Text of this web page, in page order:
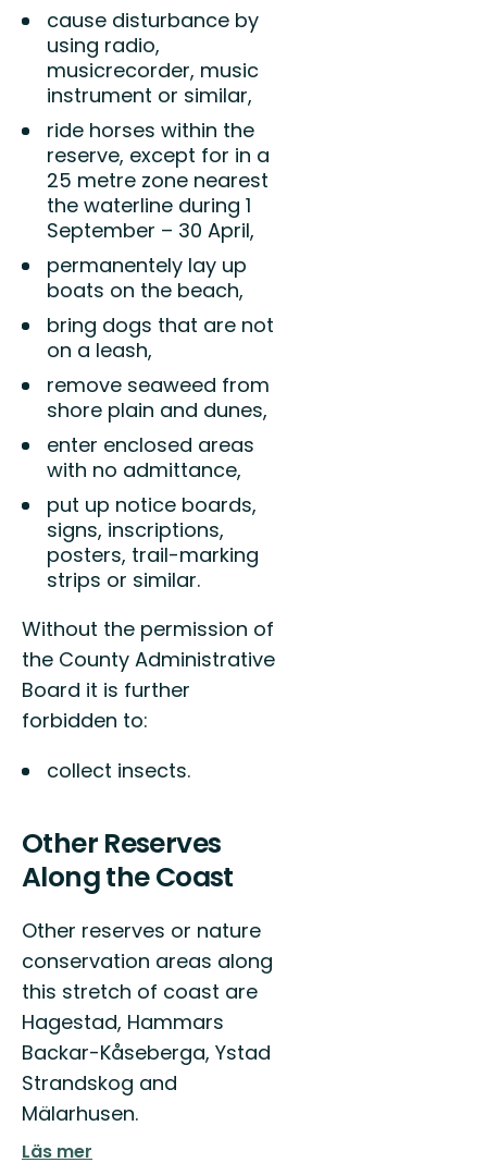
cause disturbance by
using radio,
musicrecorder, music
instrument or similar,
ride horses within the
reserve, except for in a
25 metre zone nearest
the waterline during 1
September – 30 April,
permanentely lay up
boats on the beach,
bring dogs that are not
on a leash,
remove seaweed from
shore plain and dunes,
enter enclosed areas
with no admittance,
put up notice boards,
signs, inscriptions,
posters, trail-marking
strips or similar.
Without the permission of
the County Administrative
Board it is further
forbidden to:
collect insects.
Other Reserves
Along the Coast
Other reserves or nature
conservation areas along
this stretch of coast are
Hagestad, Hammars
Backar-Kåseberga, Ystad
Strandskog and
Mälarhusen.
Läs mer